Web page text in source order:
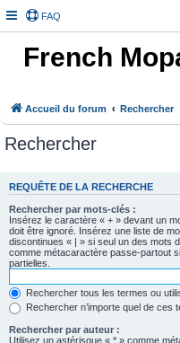
FAQ
French
Accueil du forum Rechercher
Rechercher
REQUÊTE DE LA RECHERCHE
Rechercher par mots-clés :
Insérez le caractère « + » devant un
doit être ignoré. Insérez une liste de
discontinues « | » si seul un des mots
comme métacaractère passe-partout
partielles.
Rechercher tous les termes ou
Rechercher n’importe quel de ces
Rechercher par auteur :
Utilisez un astérisque « * » comme